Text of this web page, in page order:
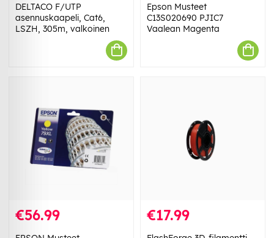
DELTACO F/UTP
asennuskaapeli, Cat6,
LSZH, 305m, valkoinen
Epson Musteet
C13S020690 PJIC7
Vaalean Magenta
€56.99 €17.99